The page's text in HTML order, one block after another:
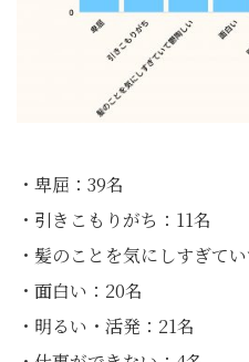
・卑屈：39名
・引きこもりがち：11名
・髪のことを気にしすぎて
・面白い：20名
・明るい・活発：21名